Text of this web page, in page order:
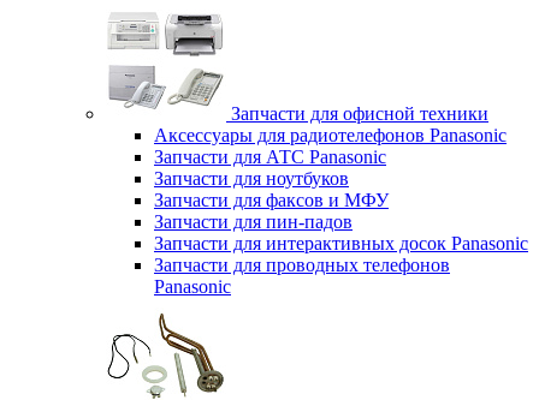
Запчасти для офисной техники
Аксессуары для радиотелефонов Panasonic
Запчасти для АТС Panasonic
Запчасти для ноутбуков
Запчасти для факсов и МФУ
Запчасти для пин-падов
Запчасти для интерактивных досок Panasonic
Запчасти для проводных телефонов
Panasonic